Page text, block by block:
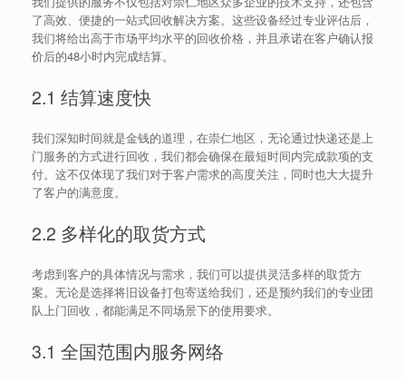
了高效、便捷的一站式回收解决方案。这些设备经过专业评估后，
我们将给出高于市场平均水平的回收价格，并且承诺在客户确认报
价后的48小时内完成结算。
2.1 结算速度快
我们深知时间就是金钱的道理，在崇仁地区，无论通过快递还是上
门服务的方式进行回收，我们都会确保在最短时间内完成款项的支
付。这不仅体现了我们对于客户需求的高度关注，同时也大大提升
了客户的满意度。
2.2 多样化的取货方式
考虑到客户的具体情况与需求，我们可以提供灵活多样的取货方
案。无论是选择将旧设备打包寄送给我们，还是预约我们的专业团
队上门回收，都能满足不同场景下的使用要求。
3.1 全国范围内服务网络